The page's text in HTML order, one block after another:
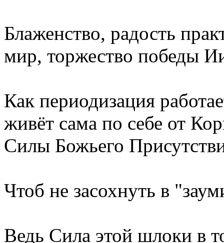
Блаженство, радость
мир, торжество победы
Как периодизация
живёт сама по себе от
Силы Божьего
Чтоб не засохнуть в
Ведь Сила этой шлоки в